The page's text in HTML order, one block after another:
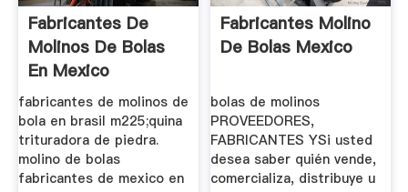
Fabricantes De
Molinos De Bolas
En Mexico
fabricantes de molinos de
bola en brasil m225;quina
trituradora de piedra.
molino de bolas
fabricantes de mexico en
Fabricantes Molino
De Bolas Mexico
bolas de molinos
PROVEEDORES,
FABRICANTES YSi usted
desea saber quién vende,
comercializa, distribuye u